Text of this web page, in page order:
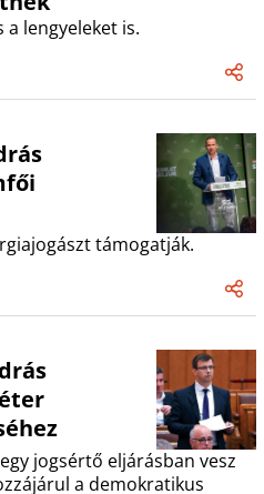
lengyeleket is.
támogatják.
jogsértő eljárásban vesz
a demokratikus